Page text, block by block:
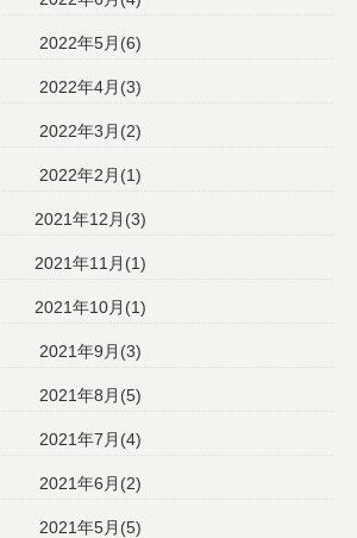
2022年5月(6)
2022年4月(3)
2022年3月(2)
2022年2月(1)
2021年12月(3)
2021年11月(1)
2021年10月(1)
2021年9月(3)
2021年8月(5)
2021年7月(4)
2021年6月(2)
2021年5月(5)